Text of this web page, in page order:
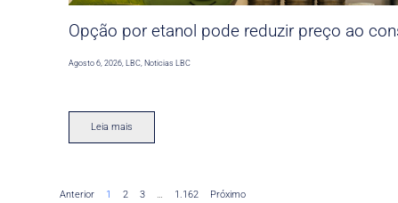
Opção por etanol pode reduzir preço ao
Agosto 6, 2026 ,LBC Noticias LBC
Leia mais
Anterior 1 2 3 … 1.162 Próximo